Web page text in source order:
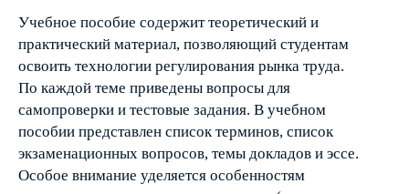
Учебное пособие содержит теоретический и
практический материал, позволяющий студентам
освоить технологии регулирования рынка труда.
По каждой теме приведены вопросы для
самопроверки и тестовые задания. В учебном
пособии представлен список терминов, список
экзаменационных вопросов, темы докладов и эссе.
Особое внимание уделяется особенностям